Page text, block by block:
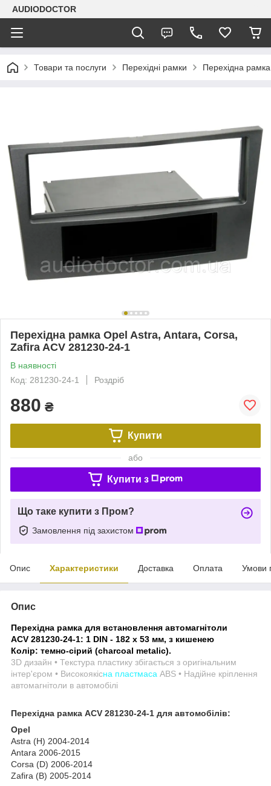
AUDIODOCTOR
Товари та послуги Перехідні рамки Перехідна
Перехідна рамка Opel Astra, Antara, Corsa,
Zafira ACV 281230-24-1
В наявності
Код: 281230-24-1
Роздріб
880 ₴
Купити
або
Купити з
Що таке купити з Пром?
Замовлення під захистом
Опис Характеристики Доставка Оплата Умови
Опис
Перехідна рамка для встановлення автомагнітоли
ACV 281230-24-1: 1 DIN - 182 x 53 мм, з кишенею
Колір: темно-сірий (charcoal metalic).
3D дизайн • Текстура пластику збігається з оригінальним
інтер'єром • Високоякісна пластмаса ABS • Надійне кріплення
автомагнітоли в автомобілі
Перехідна рамка ACV 281230-24-1 для автомобілів:
Opel
Astra (H) 2004-2014
Antara 2006-2015
Corsa (D) 2006-2014
Zafira (B) 2005-2014